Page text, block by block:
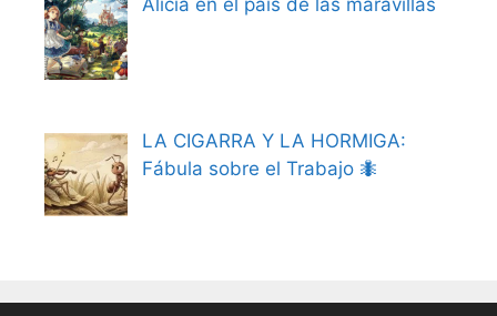
Alicia en el país de las maravillas
LA CIGARRA Y LA HORMIGA:
Fábula sobre el Trabajo 🐜